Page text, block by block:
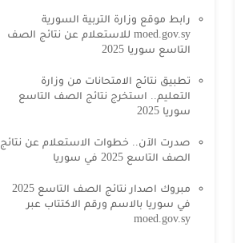
رابط موقع وزارة التربية السورية
moed.gov.sy للاستعلام عن نتائج الصف
التاسع سوريا 2025
تطبيق نتائج الامتحانات من وزارة
التعليم.. استخرج نتائج الصف التاسع
سوريا 2025
صدرت الآن.. خطوات الاستعلام عن نتائج
الصف التاسع 2025 في سوريا
مبروك اصدار نتائج الصف التاسع 2025
في سوريا بالاسم ورقم الاكتتاب عبر
moed.gov.sy